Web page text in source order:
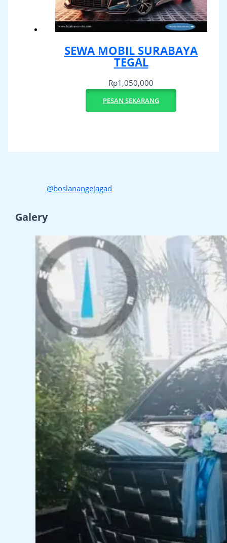
SEWA MOBIL SURABAYA
TEGAL
Rp1,050,000
PESAN SEKARANG
@boslanangejagad
Galery